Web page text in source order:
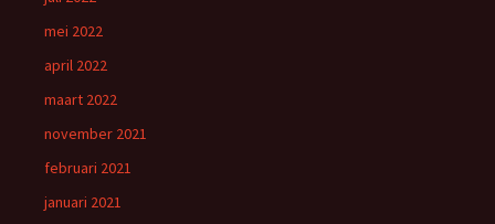
mei 2022
april 2022
maart 2022
november 2021
februari 2021
januari 2021